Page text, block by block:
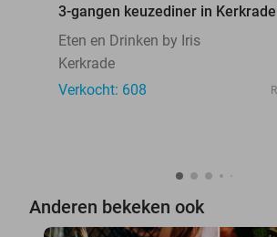
3-gangen keuzediner in Kerkrade
Eten en Drinken by Iris
Kerkrade
Verkocht: 608
Anderen bekeken ook